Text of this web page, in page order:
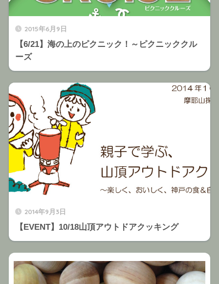
2015年6月9日
【6/21】海の上のピクニック！～ピクニッククル
ーズ
2014年9月3日
【EVENT】10/18山頂アウトドアクッキング